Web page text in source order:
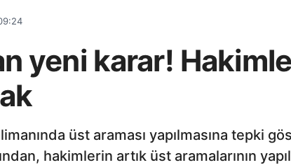
yeni karar!
üst araması yapılmasına tepki
hakimlerin artık üst aramalarının